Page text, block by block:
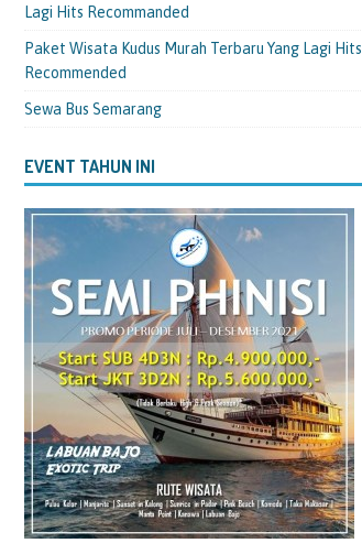
Lagi Hits Recommanded
Paket Wisata Kudus Murah Terbaru Yang Lagi Hits
Recommended
Sewa Bus Semarang
EVENT TAHUN INI